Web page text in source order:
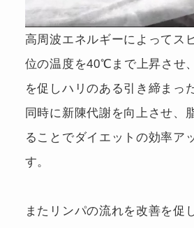
高周波エネルギーによってス
位の温度を40℃まで上昇させ
を促しハリのある引き締まっ
同時に新陳代謝を向上させ、
ることでダイエットの効率ア
す。
またリンパの流れを改善を促